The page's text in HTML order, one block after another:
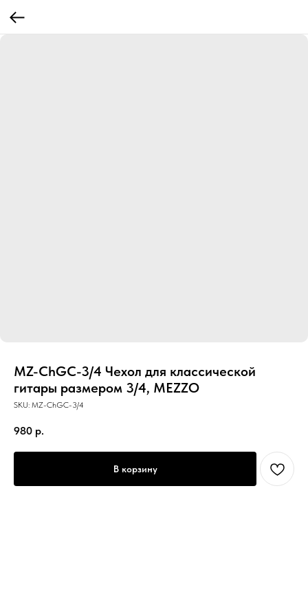
MZ-ChGC-3/4 Чехол для классической
гитары размером 3/4, MEZZO
SKU: MZ-ChGC-3/4
980 р.
В корзину